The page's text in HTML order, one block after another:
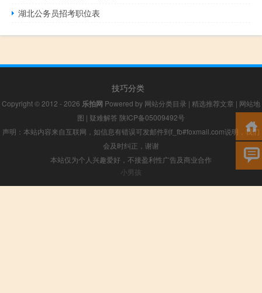
湖北公务员招考职位表
技巧分类
Copyright © 2012 - 2026 乐拍网 Powered by 网站分类目录 | 精选推荐文章 | 网站地
图 | 疑难解答 陕ICP备05009492号
声明：本站内容来自互联网，如信息有错误可发邮件到f_fb#foxmail.com说明，我们
会及时纠正，谢谢
本站仅为个人兴趣爱好，不接盈利性广告及商业合作
小男孩